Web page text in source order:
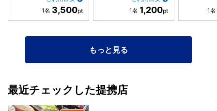
3,500 1,200
もっと見る
最近チェックした提携店